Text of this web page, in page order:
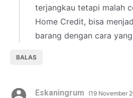
terjangkau tetapi malah
Home Credit, bisa
barang dengan cara
BALAS
Eskaningrum 19 November